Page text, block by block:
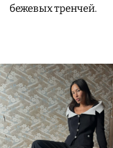
бежевых тренчей.